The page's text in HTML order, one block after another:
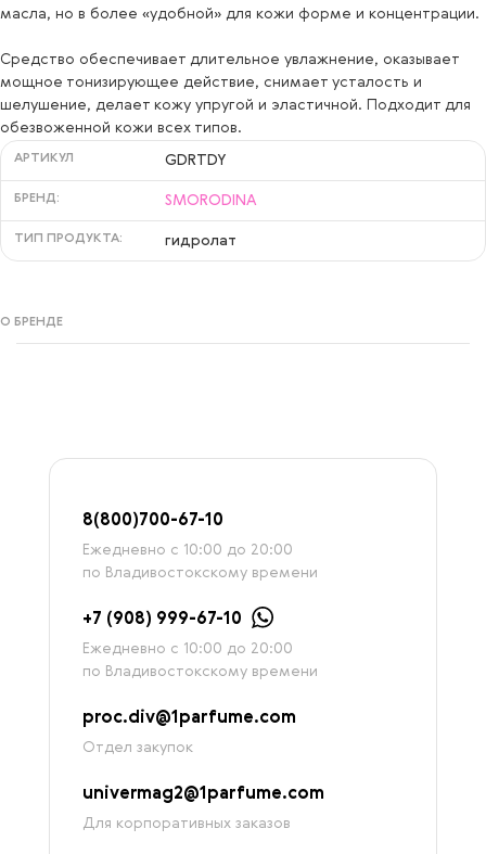
масла, но в более «удобной» для кожи форме и концентрации.
Средство обеспечивает длительное увлажнение, оказывает
мощное тонизирующее действие, снимает усталость и
шелушение, делает кожу упругой и эластичной. Подходит для
обезвоженной кожи всех типов.
АРТИКУЛ GDRTDY
БРЕНД: SMORODINA
ТИП ПРОДУКТА: гидролат
О БРЕНДЕ
8(800)700-67-10
Ежедневно с 10:00 до 20:00
по Владивостокскому времени
+7 (908) 999-67-10
Ежедневно с 10:00 до 20:00
по Владивостокскому времени
proc.div@1parfume.com
Отдел закупок
univermag2@1parfume.com
Для корпоративных заказов